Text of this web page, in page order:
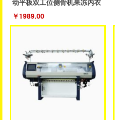
动平板双工位侧骨机果冻内衣
裤粘合机
￥1989.00